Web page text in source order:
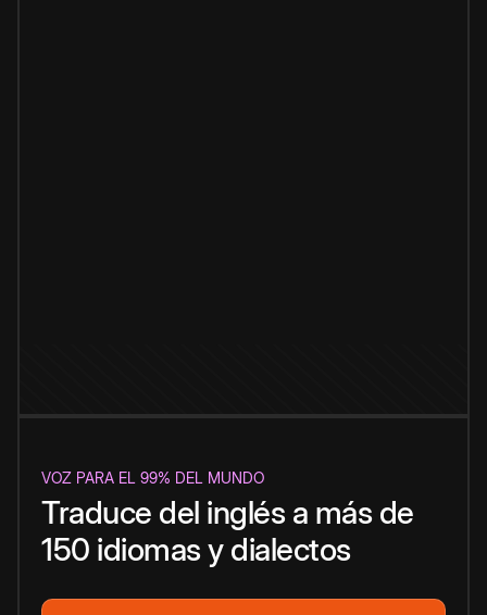
VOZ PARA EL 99% DEL MUNDO
Traduce del inglés a más de
150 idiomas y dialectos